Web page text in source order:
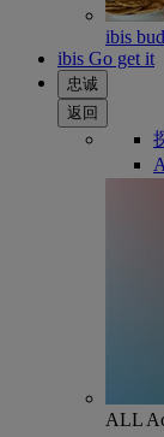
ibis
ibis Go get it
忠诚
返回
ALL